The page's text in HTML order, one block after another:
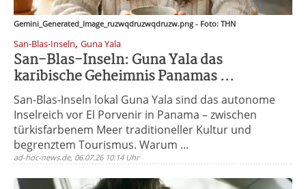
Gemini_Generated_Image_ruzwqdruzwqdruzw.png - Foto: THN
San-Blas-Inseln, Guna Yala
San-Blas-Inseln: Guna Yala das
karibische Geheimnis Panamas ...
San-Blas-Inseln lokal Guna Yala sind das autonome
Inselreich vor El Porvenir in Panama – zwischen
türkisfarbenem Meer traditioneller Kultur und
begrenztem Tourismus. Warum ...
ad-hoc-news.de, 06.07.26 10:14 Uhr